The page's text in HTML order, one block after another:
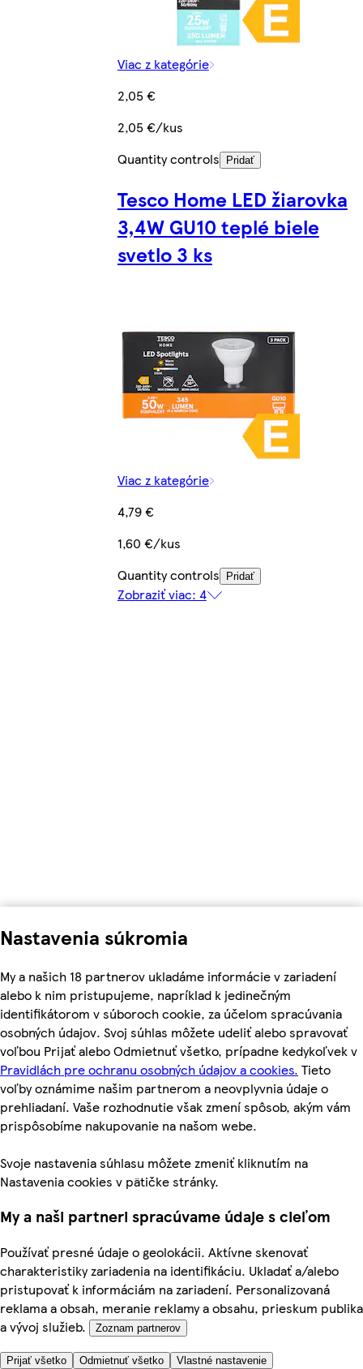
Nastavenia súkromia
My a našich 18 partnerov ukladáme informácie v zariadení
alebo k nim pristupujeme, napríklad k jedinečným
identifikátorom v súboroch cookie, za účelom spracúvania
osobných údajov. Svoj súhlas môžete udeliť alebo spravovať
voľbou Prijať alebo Odmietnuť všetko, prípadne kedykoľvek v
Pravidlách pre ochranu osobných údajov a cookies. Tieto
voľby oznámime našim partnerom a neovplyvnia údaje o
prehliadaní. Vaše rozhodnutie však zmení spôsob, akým vám
prispôsobíme nakupovanie na našom webe.
Svoje nastavenia súhlasu môžete zmeniť kliknutím na
Nastavenia cookies v pätičke stránky.
My a naši partneri spracúvame údaje s cieľom
Používať presné údaje o geolokácii. Aktívne skenovať
charakteristiky zariadenia na identifikáciu. Ukladať a/alebo
pristupovať k informáciám na zariadení. Personalizovaná
reklama a obsah, meranie reklamy a obsahu, prieskum publika
a vývoj služieb.
Zoznam partnerov
Prijať všetko Odmietnuť všetko Vlastné nastavenie
Viac z kategórie
2,05 €
2,05 €/kus
Quantity controls
Pridať
Tesco Home LED žiarovka
3,4W GU10 teplé biele
svetlo 3 ks
Viac z kategórie
4,79 €
1,60 €/kus
Quantity controls
Pridať
Zobraziť viac: 4